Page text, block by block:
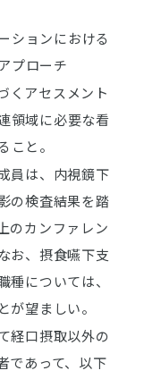
ションにおける
プローチ
くアセスメント
領域に必要な看
こと。
員は、内視鏡下
の検査結果を踏
のカンファレン
お、摂食嚥下支
種については、
が望ましい。
経口摂取以外の
であって、以下